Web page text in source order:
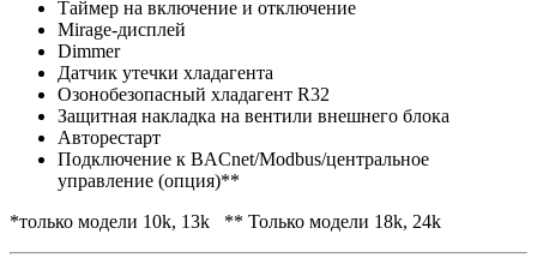
Таймер на включение и отключение
Mirage-дисплей
Dimmer
Датчик утечки хладагента
Озонобезопасный хладагент R32
Защитная накладка на вентили внешнего блока
Авторестарт
Подключение к BACnet/Modbus/центральное
управление (опция)**
*только модели 10k, 13k ** Только модели 18k, 24k